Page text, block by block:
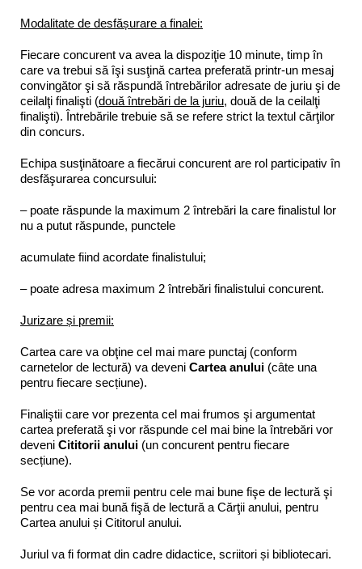
Modalitate de desfășurare a finalei:
Fiecare concurent va avea la dispoziţie 10 minute, timp în
care va trebui să îşi susţină cartea preferată printr-un mesaj
convingător şi să răspundă întrebărilor adresate de juriu şi de
ceilalţi finalişti (două întrebări de la juriu, două de la ceilalţi
finalişti). Întrebările trebuie să se refere strict la textul cărţilor
din concurs.
Echipa susţinătoare a fiecărui concurent are rol participativ în
desfăşurarea concursului:
– poate răspunde la maximum 2 întrebări la care finalistul lor
nu a putut răspunde, punctele
acumulate fiind acordate finalistului;
– poate adresa maximum 2 întrebări finalistului concurent.
Jurizare și premii:
Cartea care va obţine cel mai mare punctaj (conform
carnetelor de lectură) va deveni Cartea anului (câte una
pentru fiecare secțiune).
Finaliştii care vor prezenta cel mai frumos şi argumentat
cartea preferată şi vor răspunde cel mai bine la întrebări vor
deveni Cititorii anului (un concurent pentru fiecare
secțiune).
Se vor acorda premii pentru cele mai bune fişe de lectură şi
pentru cea mai bună fişă de lectură a Cărţii anului, pentru
Cartea anului și Cititorul anului.
Juriul va fi format din cadre didactice, scriitori și bibliotecari.